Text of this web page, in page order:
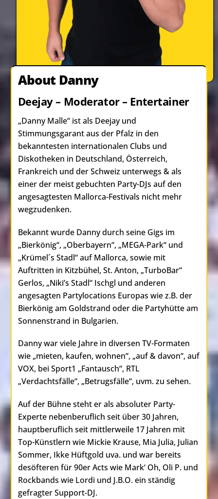
About Danny
Deejay – Moderator – Entertainer
„Danny Malle“ ist als Deejay und
Stimmungsgarant aus der Pfalz in den
bekanntesten internationalen Clubs und
Diskotheken in Deutschland, Österreich,
Frankreich und der Schweiz unterwegs & als
einer der meist gebuchten Party-DJs auf den
angesagtesten Mallorca-Festivals nicht mehr
wegzudenken.
Bekannt wurde Danny durch seine Gigs im
„Bierkönig“, „Oberbayern“, „MEGA-Park“ und
„Krümel´s Stadl“ auf Mallorca, sowie mit
Auftritten in Kitzbühel, St. Anton, „TurboBar“
Gerlos, „Niki’s Stadl“ Ischgl und anderen
angesagten Partylocations Europas wie z.B. der
Bierkönig am Goldstrand oder die Partyhütte am
Sonnenstrand in Bulgarien.
Danny war viele Jahre in diversen TV-Formaten
wie „mieten, kaufen, wohnen“, „auf & davon“, auf
VOX, bei Sport1 „Fantausch“, RTL
„Verdachtsfälle“, „Betrugsfälle“, uvm. zu sehen.
Auf der Bühne steht er als absoluter Party-
Experte nebenberuflich seit über 30 Jahren,
hauptberuflich seit mittlerweile 17 Jahren mit
Top-Künstlern wie Mickie Krause, Mia Julia, Julian
Sommer, Ikke Hüftgold uva. und war bereits
desöfteren für 90er Acts wie Mark‘ Oh, Oli P. und
Rockbands wie Lordi und J.B.O. ein ständig
gefragter Support-DJ.